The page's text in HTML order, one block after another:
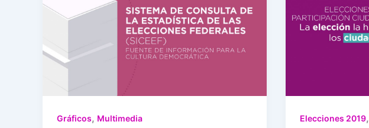
Gráficos, Multimedia Elecciones 2019,